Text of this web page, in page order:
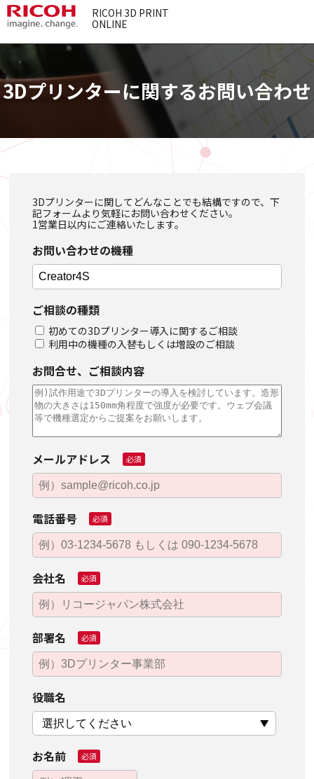
RICOH 3D PRINT
ONLINE
3Dプリンターに関するお問い合わせ
3Dプリンターに関してどんなことでも結構ですので、下
記フォームより気軽にお問い合わせください。
1営業日以内にご連絡いたします。
お問い合わせの機種
ご相談の種類
初めての3Dプリンター導入に関するご相談
利用中の機種の入替もしくは増設のご相談
お問合せ、ご相談内容
メールアドレス 必須
電話番号 必須
会社名 必須
部署名 必須
役職名
お名前 必須